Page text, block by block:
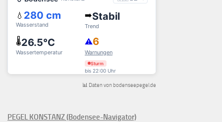
📊 Daten von bodenseepegel.de
PEGEL KONSTANZ (Bodensee-Navigator)